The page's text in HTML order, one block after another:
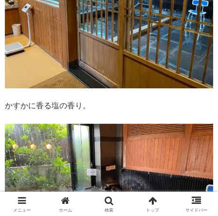
かすかに香る塩の香り。
メニュー ホーム 検索 トップ サイドバー